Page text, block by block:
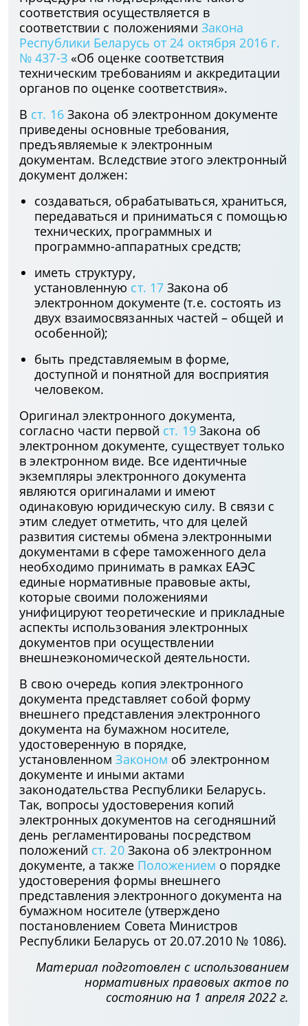
соответствия осуществляется в
соответствии с положениями Закона
Республики Беларусь от 24 октября 2016 г.
№ 437-З«Об оценке соответствия
техническим требованиям и аккредитации
органов по оценке соответствия».
В ст. 16Закона об электронном документе
приведены основные требования,
предъявляемые к электронным
документам. Вследствие этого электронный
документ должен:
создаваться, обрабатываться, храниться,
передаваться и приниматься с помощью
технических, программных и
программно-аппаратных средств;
иметь структуру,
установленную ст. 17 Закона об
электронном документе (т.е. состоять из
двух взаимосвязанных частей – общей и
особенной);
быть представляемым в форме,
доступной и понятной для восприятия
человеком.
Оригинал электронного документа,
согласно части первой ст. 19Закона об
электронном документе, существует только
в электронном виде. Все идентичные
экземпляры электронного документа
являются оригиналами и имеют
одинаковую юридическую силу. В связи с
этим следует отметить, что для целей
развития системы обмена электронными
документами в сфере таможенного дела
необходимо принимать в рамках ЕАЭС
единые нормативные правовые акты,
которые своими положениями
унифицируют теоретические и прикладные
аспекты использования электронных
документов при осуществлении
внешнеэкономической деятельности.
В свою очередь копия электронного
документа представляет собой форму
внешнего представления электронного
документа на бумажном носителе,
удостоверенную в порядке,
установленномЗаконом об электронном
документе и иными актами
законодательства Республики Беларусь.
Так, вопросы удостоверения копий
электронных документов на сегодняшний
день регламентированы посредством
положений ст. 20Закона об электронном
документе, а также Положением о порядке
удостоверения формы внешнего
представления электронного документа на
бумажном носителе (утверждено
постановлением Совета Министров
Республики Беларусь от 20.07.2010 № 1086).
Материал подготовлен с использованием
нормативных правовых актов по
состоянию на 1 апреля 2022 г.